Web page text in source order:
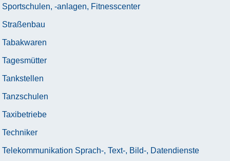
Sportschulen, -anlagen, Fitnesscenter
Straßenbau
Tabakwaren
Tagesmütter
Tankstellen
Tanzschulen
Taxibetriebe
Techniker
Telekommunikation Sprach-, Text-, Bild-, Datendienste